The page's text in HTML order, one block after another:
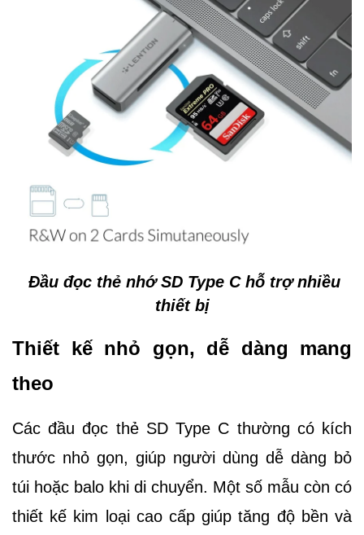
Đầu đọc thẻ nhớ SD Type C hỗ trợ nhiều
thiết bị
Thiết kế nhỏ gọn, dễ dàng mang
theo
Các đầu đọc thẻ SD Type C thường có kích
thước nhỏ gọn, giúp người dùng dễ dàng bỏ
túi hoặc balo khi di chuyển. Một số mẫu còn có
thiết kế kim loại cao cấp giúp tăng độ bền và